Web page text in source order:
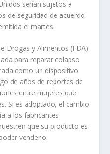
serían sujetos a
de seguridad de acuerdo
el martes.
Drogas y Alimentos (FDA)
para reparar colapso
como un dispositivo
de años de reportes de
entre mujeres que
Si es adoptado, el cambio
a los fabricantes
que su producto es
venderlo.